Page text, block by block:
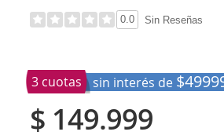
0.0 Sin Reseñas
3 cuotas sin interés de
$ 149.999